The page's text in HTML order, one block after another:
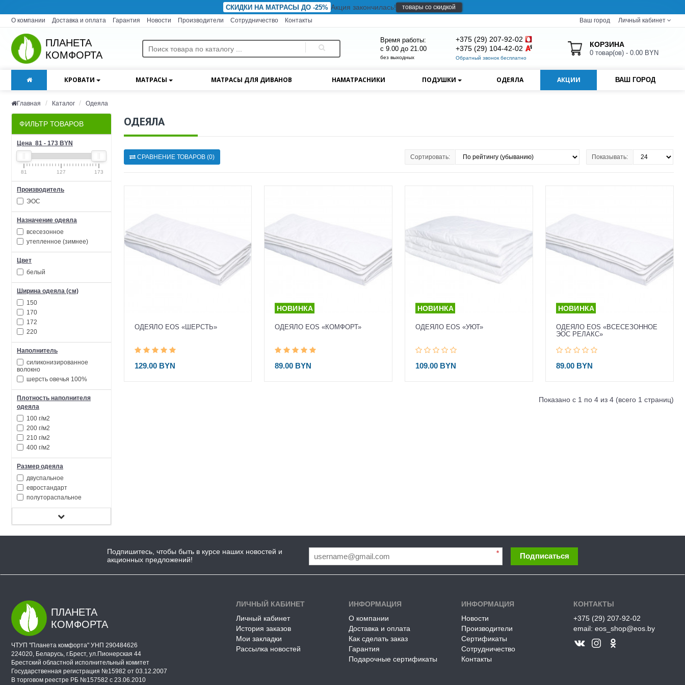
СКИДКИ НА МАТРАСЫ ДО -25% Акция закончилась!
товары со скидкой
О компании
Доставка и оплата Гарантия Новости Производители Сотрудничество Контакты Ваш город Личный кабинет
ПЛАНЕТА
КОМФОРТА
Время работы:
с 9.00 до 21.00
без выходных
+375 (29) 207-92-02
+375 (29) 104-42-02
Обратный звонок бесплатно
КОРЗИНА
0 товар(ов) - 0.00 BYN
КРОВАТИ МАТРАСЫ МАТРАСЫ ДЛЯ ДИВАНОВ НАМАТРАСНИКИ ПОДУШКИ ОДЕЯЛА АКЦИИ ВАШ ГОРОД
Главная Каталог Одеяла
ФИЛЬТР ТОВАРОВ
Цена 81 - 173 BYN
81 127 173
Производитель
ЭОС
Назначение одеяла
всесезонное
утепленное (зимнее)
Цвет
белый
Ширина одеяла (см)
150
170
172
220
Наполнитель
силиконизированное
волокно
шерсть овечья 100%
Плотность наполнителя
одеяла
100 г/м2
200 г/м2
210 г/м2
400 г/м2
Размер одеяла
двуспальное
евростандарт
полутораспальное
ОДЕЯЛА
СРАВНЕНИЕ ТОВАРОВ (0) Сортировать: Показывать:
ОДЕЯЛО EOS «ШЕРСТЬ»
129.00 BYN
ОДЕЯЛО EOS «КОМФОРТ»
89.00 BYN
ОДЕЯЛО EOS «УЮТ»
109.00 BYN
ОДЕЯЛО EOS «ВСЕСЕЗОННОЕ
ЭОС РЕЛАКС»
89.00 BYN
Показано с 1 по 4 из 4 (всего 1 страниц)
Подпишитесь, чтобы быть в курсе наших новостей и
акционных предложений!
* Подписаться
ПЛАНЕТА
КОМФОРТА
ЧТУП "Планета комфорта" УНП 290484626
224020, Беларусь, г.Брест, ул.Пионерская 44
Брестский областной исполнительный комитет
Государственная регистрация №15982 от 03.12.2007
В торговом реестре РБ №157582 с 23.06.2010
ЛИЧНЫЙ КАБИНЕТ
Личный кабинет
История заказов
Мои закладки
Рассылка новостей
ИНФОРМАЦИЯ
О компании
Доставка и оплата
Как сделать заказ
Гарантия
Подарочные сертификаты
ИНФОРМАЦИЯ
Новости
Производители
Сертификаты
Сотрудничество
Контакты
КОНТАКТЫ
+375 (29) 207-92-02
email: eos_shop@eos.by